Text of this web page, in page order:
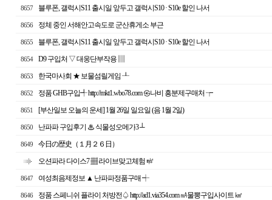
8657 블루폰, 갤럭시S11 출시일 앞두고 갤럭시S10 · S10e 할인 나서
8656 정체 중인 서해안고속도로 군산휴게소 부근
8655 블루폰, 갤럭시S11 출시일 앞두고 갤럭시S10 · S10e 할인 나서
8654 D9 구입처 ▽ 대웅단부작용 ▥
8653 한국마사회 ★ 보물섬릴게임 ┸
8652 정품 GHB구입╃ http://mkt1.wbo78.com ㉿나비 흥분제구매처 ┮
8651 [부산일보 오늘의 운세] 1월 26일 일요일 (음 1월 2일)
8650 난파파 구입후기 ♨ 식물성오메가3 ┴
8649
今日の歴史（１月２６日）
오션파라 다이스7 ▦ 라이브맞고체험 ㎨
8647 여성최음제정보 ▲ 난파파정품구매 ┽
8646 정품 스페니쉬 플라이 처방전♤ http://ad1.via354.com ㎃물뽕구입사이트 ㎢